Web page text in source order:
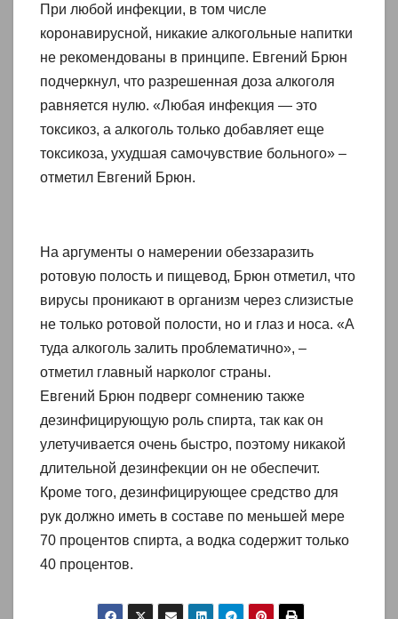
При любой инфекции, в том числе
коронавирусной, никакие алкогольные напитки
не рекомендованы в принципе. Евгений Брюн
подчеркнул, что разрешенная доза алкоголя
равняется нулю. «Любая инфекция — это
токсикоз, а алкоголь только добавляет еще
токсикоза, ухудшая самочувствие больного» –
отметил Евгений Брюн.
На аргументы о намерении обеззаразить
ротовую полость и пищевод, Брюн отметил, что
вирусы проникают в организм через слизистые
не только ротовой полости, но и глаз и носа. «А
туда алкоголь залить проблематично», –
отметил главный нарколог страны.
Евгений Брюн подверг сомнению также
дезинфицирующую роль спирта, так как он
улетучивается очень быстро, поэтому никакой
длительной дезинфекции он не обеспечит.
Кроме того, дезинфицирующее средство для
рук должно иметь в составе по меньшей мере
70 процентов спирта, а водка содержит только
40 процентов.